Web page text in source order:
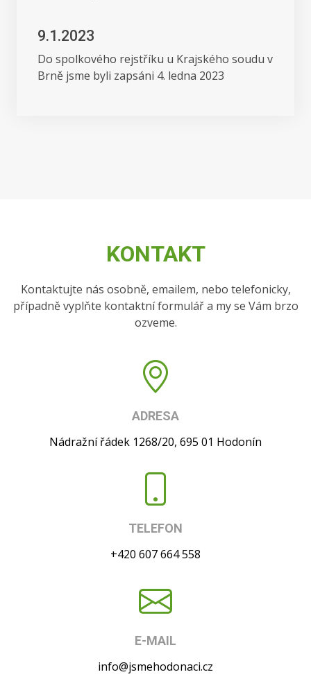
9.1.2023
Do spolkového rejstříku u Krajského soudu v
Brně jsme byli zapsáni 4. ledna 2023
KONTAKT
Kontaktujte nás osobně, emailem, nebo telefonicky,
případně vyplňte kontaktní formulář a my se Vám brzo
ozveme.
ADRESA
Nádražní řádek 1268/20, 695 01 Hodonín
TELEFON
+420 607 664 558
E-MAIL
info@jsmehodonaci.cz